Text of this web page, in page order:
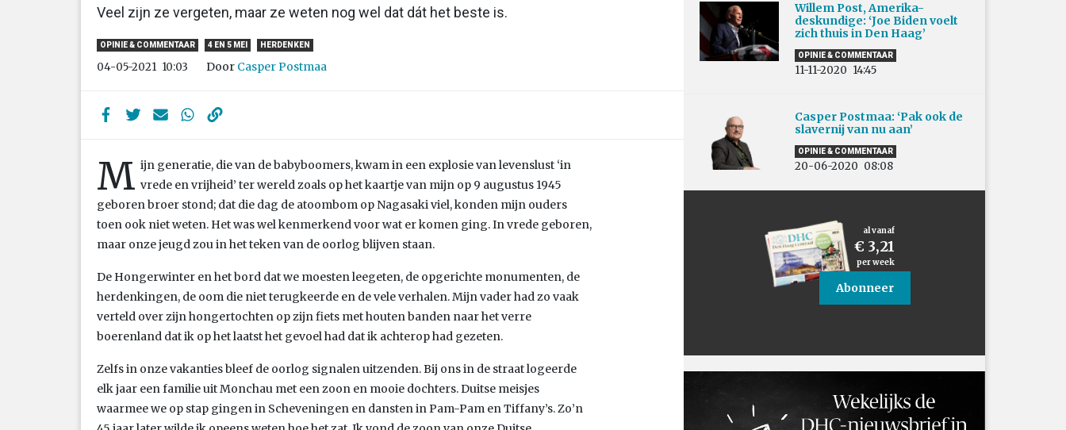
Veel zijn ze vergeten, maar ze weten nog wel dat dát het beste is.
OPINIE & COMMENTAAR 4 EN 5 MEI HERDENKEN
04-05-2021 10:03 Door Casper Postmaa
M ijn generatie, die van de babyboomers, kwam in een explosie van levenslust ‘in
vrede en vrijheid’ ter wereld zoals op het kaartje van mijn op 9 augustus 1945
geboren broer stond; dat die dag de atoombom op Nagasaki viel, konden mijn ouders
toen ook niet weten. Het was wel kenmerkend voor wat er komen ging. In vrede geboren,
maar onze jeugd zou in het teken van de oorlog blijven staan.
De Hongerwinter en het bord dat we moesten leegeten, de opgerichte monumenten, de
herdenkingen, de oom die niet terugkeerde en de vele verhalen. Mijn vader had zo vaak
verteld over zijn hongertochten op zijn fiets met houten banden naar het verre
boerenland dat ik op het laatst het gevoel had dat ik achterop had gezeten.
Zelfs in onze vakanties bleef de oorlog signalen uitzenden. Bij ons in de straat logeerde
elk jaar een familie uit Monchau met een zoon en mooie dochters. Duitse meisjes
waarmee we op stap gingen in Scheveningen en dansten in Pam-Pam en Tiffany’s. Zo’n
Willem Post, Amerika-
deskundige: ‘Joe Biden voelt
zich thuis in Den Haag’
OPINIE & COMMENTAAR
11-11-2020 14:45
Casper Postmaa: ‘Pak ook de
slavernij van nu aan’
OPINIE & COMMENTAAR
20-06-2020 08:08
al vanaf
€ 3,21
per week
Abonneer